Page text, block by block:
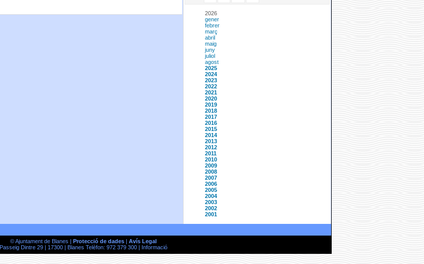
2026
gener
febrer
març
abril
maig
juny
juliol
agost
2025
2024
2023
2022
2021
2020
2019
2018
2017
2016
2015
2014
2013
2012
2011
2010
2009
2008
2007
2006
2005
2004
2003
2002
2001
© Ajuntament de Blanes | Protecció de dades| Avís Legal
Passeig Dintre 29 | 17300 | Blanes Telèfon: 972 379 300 |
Informació